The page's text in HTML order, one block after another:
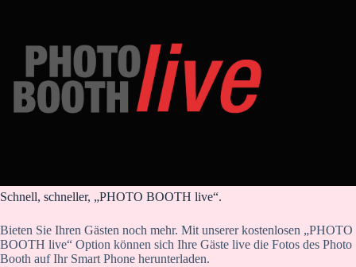
Schnell, schneller, „PHOTO BOOTH live“.
Bieten Sie Ihren Gästen noch mehr. Mit unserer kostenlosen „PHOTO
BOOTH live“ Option können sich Ihre Gäste live die Fotos des Photo
Booth auf Ihr Smart Phone herunterladen.